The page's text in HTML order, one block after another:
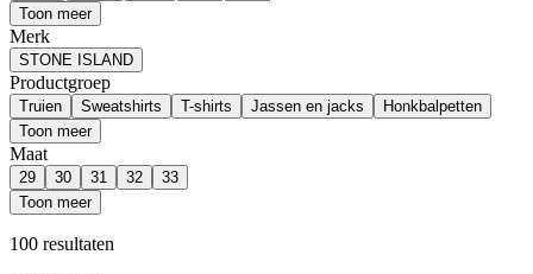
Toon meer
Merk
STONE ISLAND
Productgroep
Truien Sweatshirts T-shirts Jassen en jacks
Honkbalpetten
Toon meer
Maat
29 30 31 32
33
Toon meer
100 resultaten